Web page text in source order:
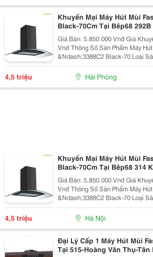
Khuyến Mại Máy Hút Mùi
Giá Bán: 5.850.000 Vnđ Giá Khuyến Mại: 4.500.000
Vnđ Thông Số Sản Phẩm Máy Hút Mùi Faster Fs
&Ndash;3388C2 Black-70 Loại Sản Phẩm: Máy Hút Mùi
Tum Kính Mã Sản Phẩm: Fs &Ndash;3388C2
Black&Ndash;70 Hãng Sản
4,5 triệu Hải Phòng
Khuyến Mại Máy Hút Mùi
Black-70Cm Tại Bêp68 314
Giá Bán: 5.850.000 Vnđ Giá Khuyến Mại: 4.500.000
Vnđ Thông Số Sản Phẩm Máy Hút Mùi Faster Fs
&Ndash;3388C2 Black-70 Loại Sản Phẩm: Máy Hút Mùi
Tum Kính Mã Sản Phẩm: Fs &Ndash;3388C2
4,5 triệu Hà Nội
Đại Lý Cấp 1 Máy Hút Mùi
Tại 515-Hoàng Văn Thụ-